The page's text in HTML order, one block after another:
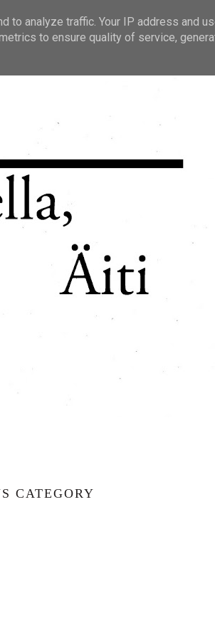
CATEGORY
analyze traffic. Your IP address and
to ensure quality of service,